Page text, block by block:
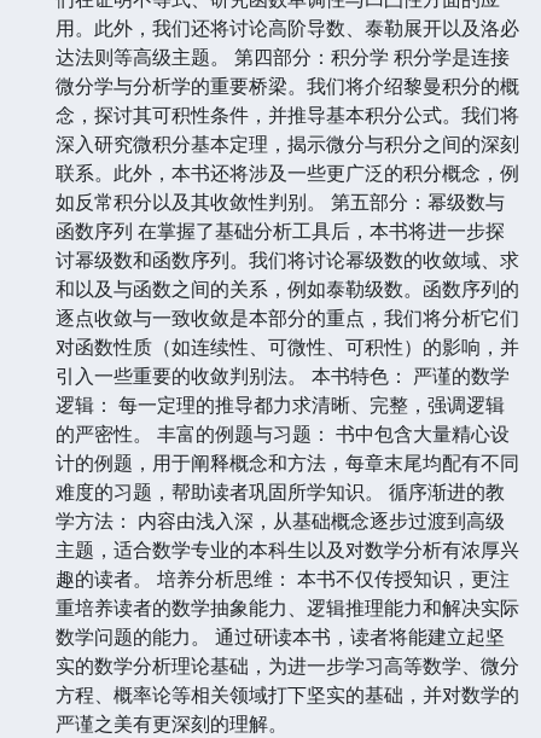
用。此外，我们还将讨论高阶导数、泰勒展开以及洛必
达法则等高级主题。 第四部分：积分学 积分学是连接
微分学与分析学的重要桥梁。我们将介绍黎曼积分的概
念，探讨其可积性条件，并推导基本积分公式。我们将
深入研究微积分基本定理，揭示微分与积分之间的深刻
联系。此外，本书还将涉及一些更广泛的积分概念，例
如反常积分以及其收敛性判别。 第五部分：幂级数与
函数序列 在掌握了基础分析工具后，本书将进一步探
讨幂级数和函数序列。我们将讨论幂级数的收敛域、求
和以及与函数之间的关系，例如泰勒级数。函数序列的
逐点收敛与一致收敛是本部分的重点，我们将分析它们
对函数性质（如连续性、可微性、可积性）的影响，并
引入一些重要的收敛判别法。 本书特色： 严谨的数学
逻辑： 每一定理的推导都力求清晰、完整，强调逻辑
的严密性。 丰富的例题与习题： 书中包含大量精心设
计的例题，用于阐释概念和方法，每章末尾均配有不同
难度的习题，帮助读者巩固所学知识。 循序渐进的教
学方法： 内容由浅入深，从基础概念逐步过渡到高级
主题，适合数学专业的本科生以及对数学分析有浓厚兴
趣的读者。 培养分析思维： 本书不仅传授知识，更注
重培养读者的数学抽象能力、逻辑推理能力和解决实际
数学问题的能力。 通过研读本书，读者将能建立起坚
实的数学分析理论基础，为进一步学习高等数学、微分
方程、概率论等相关领域打下坚实的基础，并对数学的
严谨之美有更深刻的理解。